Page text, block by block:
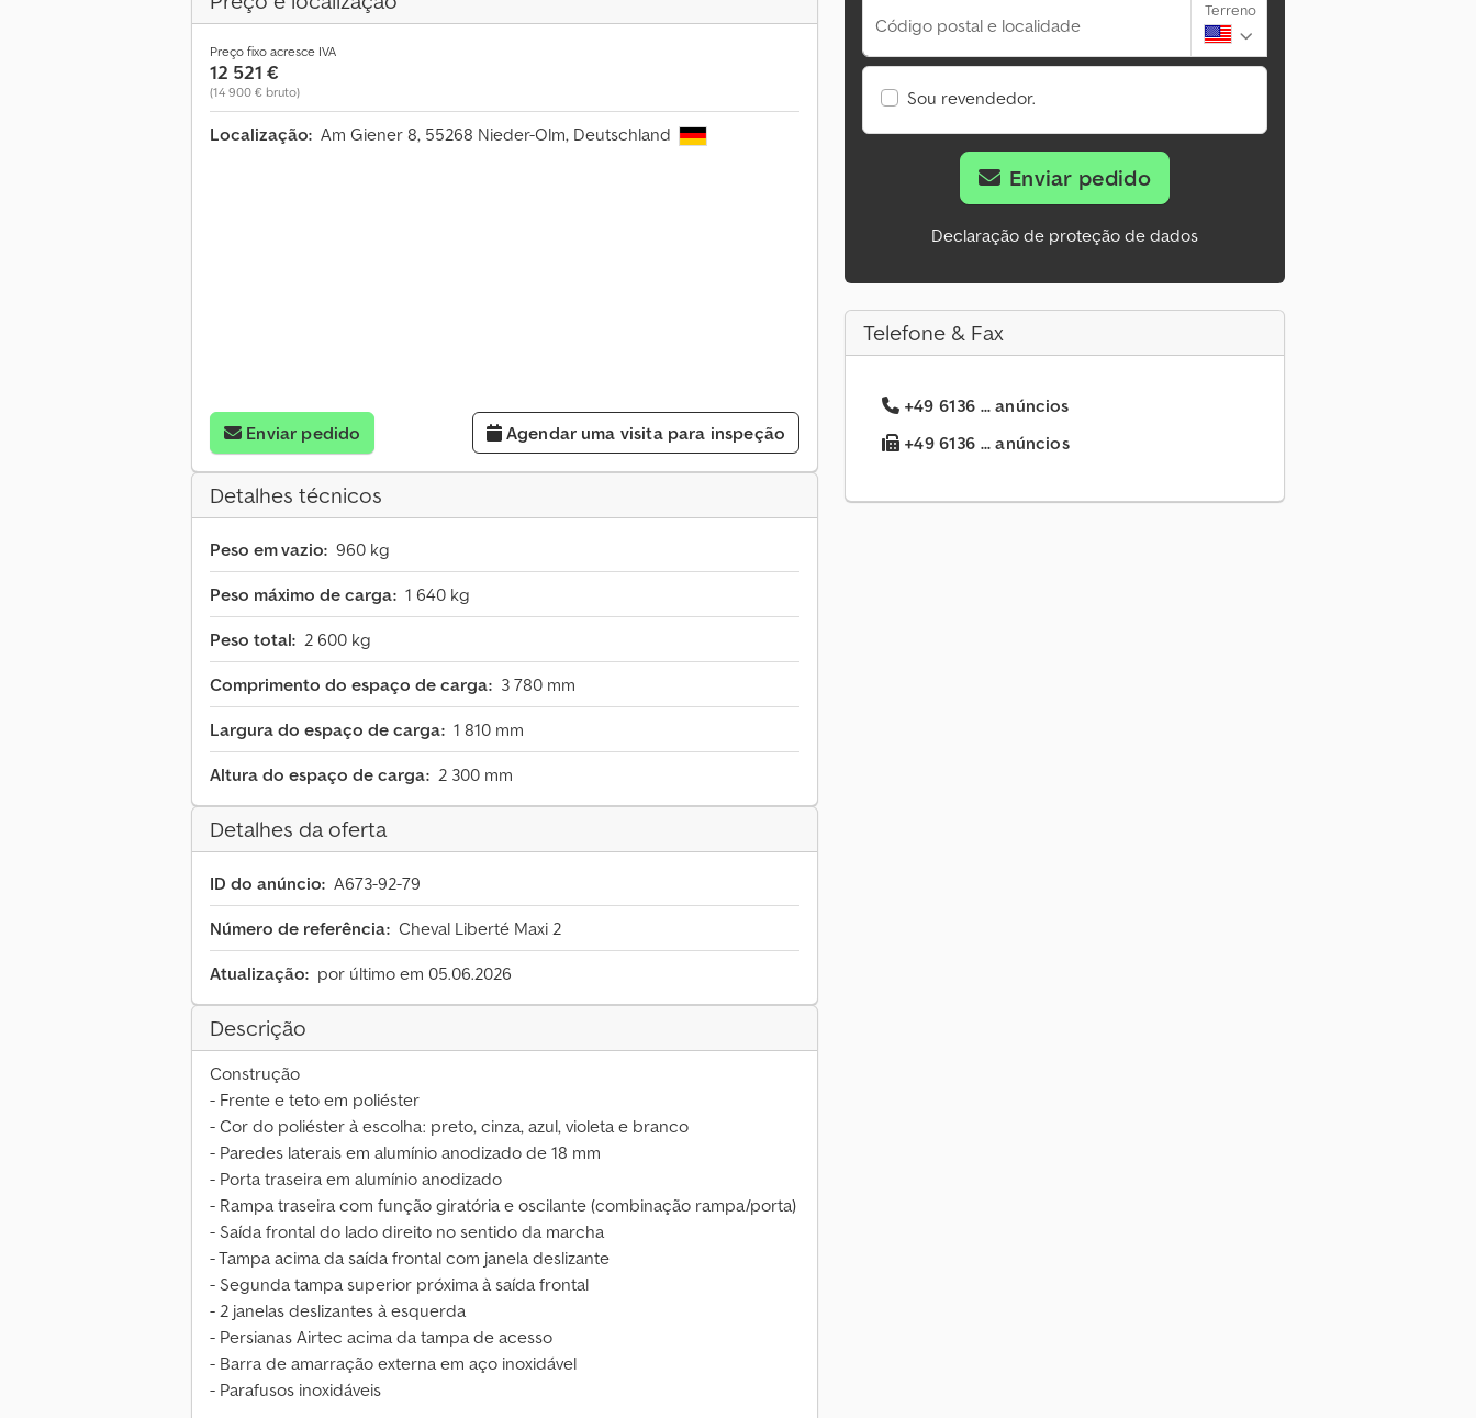
Preço fixo acresce IVA
12 521 €
(14 900 € bruto)
Localização: Am Giener 8, 55268 Nieder-Olm, Deutschland
Enviar pedido Agendar uma visita para inspeção
Detalhes técnicos
Peso em vazio: 960 kg
Peso máximo de carga: 1 640 kg
Peso total: 2 600 kg
Comprimento do espaço de carga: 3 780 mm
Largura do espaço de carga: 1 810 mm
Altura do espaço de carga: 2 300 mm
Detalhes da oferta
ID do anúncio: A673-92-79
Número de referência: Cheval Liberté Maxi 2
Atualização: por último em 05.06.2026
Descrição
Construção
- Frente e teto em poliéster
- Cor do poliéster à escolha: preto, cinza, azul, violeta e branco
- Paredes laterais em alumínio anodizado de 18 mm
- Porta traseira em alumínio anodizado
- Rampa traseira com função giratória e oscilante (combinação rampa/porta)
- Saída frontal do lado direito no sentido da marcha
- Tampa acima da saída frontal com janela deslizante
- Segunda tampa superior próxima à saída frontal
- 2 janelas deslizantes à esquerda
- Persianas Airtec acima da tampa de acesso
- Barra de amarração externa em aço inoxidável
- Parafusos inoxidáveis
Código postal e localidade
Terreno
Sou revendedor.
Enviar pedido
Declaração de proteção de dados
Telefone & Fax
+49 6136 ... anúncios
+49 6136 ... anúncios